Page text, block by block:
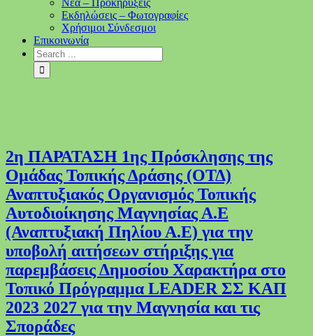
Εκδηλώσεις – Φωτογραφίες
Χρήσιμοι Σύνδεσμοι
Επικοινωνία
2η ΠΑΡΑΤΑΣΗ 1ης Πρόσκλησης της
Ομάδας Τοπικής Δράσης (ΟΤΔ)
Αναπτυξιακός Οργανισμός Τοπικής
Αυτοδιοίκησης Μαγνησίας Α.Ε
(Αναπτυξιακή Πηλίου Α.Ε) για την
υποβολή αιτήσεων στήριξης για
παρεμβάσεις Δημοσίου Χαρακτήρα στο
Τοπικό Πρόγραμμα LEADER ΣΣ ΚΑΠ
2023 2027 για την Μαγνησία και τις
Σποράδες